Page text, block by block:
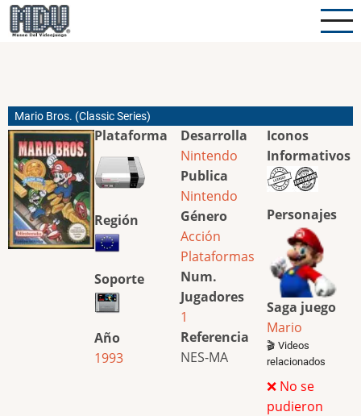
Pasar
al
Mario Bros. (Classic Series)
Plataforma
Región
Soporte
Año
1993
Desarrolla
Nintendo
Publica
Nintendo
Género
Acción
Plataformas
Num.
Jugadores
1
Referencia
NES-MA
Iconos
Informativos
Personajes
Saga juego
Mario
🎬 Videos
relacionados
❌ No se
pudieron